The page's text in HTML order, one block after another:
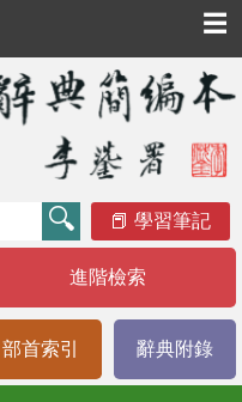
☰
學習筆記
進階檢索
部首索引 辭典附錄